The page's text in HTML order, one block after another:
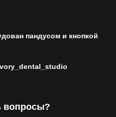
пандусом и кнопкой
вопросы?